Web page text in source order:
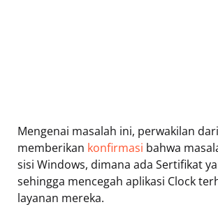
Mengenai masalah ini, perwakilan
memberikan konfirmasi bahwa
sisi Windows, dimana ada Sertifikat
sehingga mencegah aplikasi Clock
layanan mereka.